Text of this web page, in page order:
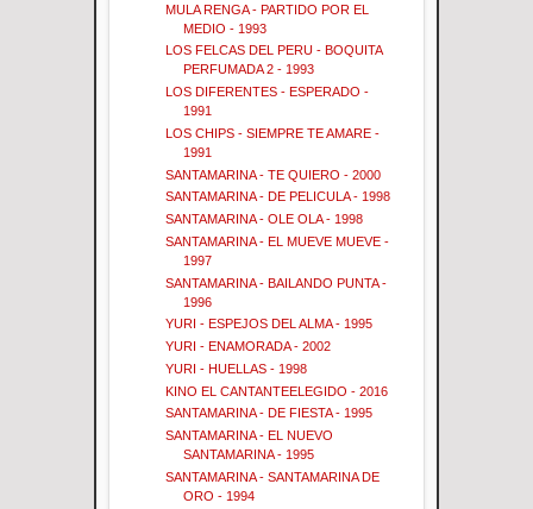
MULA RENGA - PARTIDO POR EL
MEDIO - 1993
LOS FELCAS DEL PERU - BOQUITA
PERFUMADA 2 - 1993
LOS DIFERENTES - ESPERADO -
1991
LOS CHIPS - SIEMPRE TE AMARE -
1991
SANTAMARINA - TE QUIERO - 2000
SANTAMARINA - DE PELICULA - 1998
SANTAMARINA - OLE OLA - 1998
SANTAMARINA - EL MUEVE MUEVE -
1997
SANTAMARINA - BAILANDO PUNTA -
1996
YURI - ESPEJOS DEL ALMA - 1995
YURI - ENAMORADA - 2002
YURI - HUELLAS - 1998
KINO EL CANTANTEELEGIDO - 2016
SANTAMARINA - DE FIESTA - 1995
SANTAMARINA - EL NUEVO
SANTAMARINA - 1995
SANTAMARINA - SANTAMARINA DE
ORO - 1994